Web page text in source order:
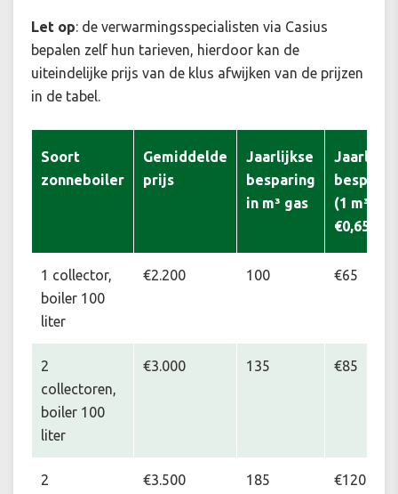
Let op: de verwarmingsspecialisten via Casius
bepalen zelf hun tarieven, hierdoor kan de
uiteindelijke prijs van de klus afwijken van de prijzen
in de tabel.
Soort
zonneboiler
Gemiddelde
prijs
Jaarlijkse
besparing
in m³ gas
Jaarlijke
(1 m³ =
€0,65)
1 collector,
boiler 100
liter
€2.200 100 €65
2
collectoren,
boiler 100
liter
€3.000 135 €85
2
€3.500 185 €120